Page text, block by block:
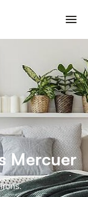
Mercuer